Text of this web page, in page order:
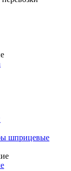
шприцевые